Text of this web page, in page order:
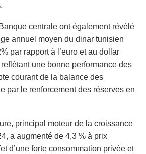
centrale ont également révélé
annuel moyen du dinar tunisien
par rapport à l’euro et au dollar
une bonne performance des
courant de la balance des
par le renforcement des réserves en
principal moteur de la croissance
a augmenté de 4,3 % à prix
d’une forte consommation privée et